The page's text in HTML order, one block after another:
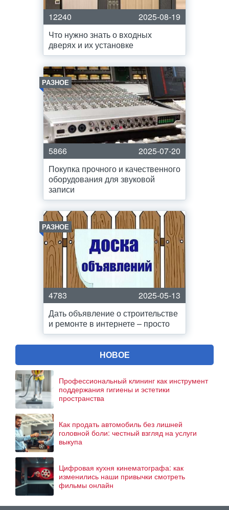
12240
2025-08-19
Что нужно знать о входных
дверях и их установке
РАЗНОЕ
5866
2025-07-20
Покупка прочного и качественного
оборудования для звуковой
записи
РАЗНОЕ
4783
2025-05-13
Дать объявление о строительстве
и ремонте в интернете – просто
НОВОЕ
Профессиональный клининг как инструмент
поддержания гигиены и эстетики
пространства
Как продать автомобиль без лишней
головной боли: честный взгляд на услуги
выкупа
Цифровая кухня кинематографа: как
изменились наши привычки смотреть
фильмы онлайн